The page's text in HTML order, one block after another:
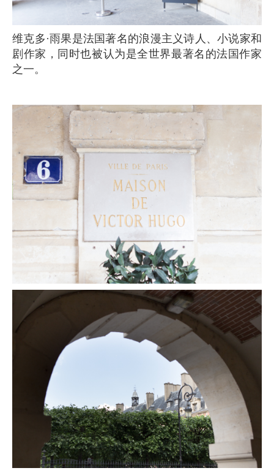
维克多·雨果是法国著名的浪漫主义诗人、小说家和
剧作家，同时也被认为是全世界最著名的法国作家
之一。